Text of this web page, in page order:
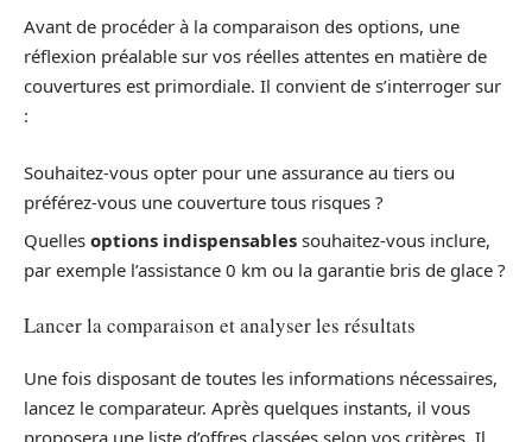
Avant de procéder à la comparaison des options, une
réflexion préalable sur vos réelles attentes en matière de
couvertures est primordiale. Il convient de s’interroger sur
:
Souhaitez-vous opter pour une assurance au tiers ou
préférez-vous une couverture tous risques ?
Quelles options indispensables souhaitez-vous inclure,
par exemple l’assistance 0 km ou la garantie bris de glace ?
Lancer la comparaison et analyser les résultats
Une fois disposant de toutes les informations nécessaires,
lancez le comparateur. Après quelques instants, il vous
proposera une liste d’offres classées selon vos critères. Il